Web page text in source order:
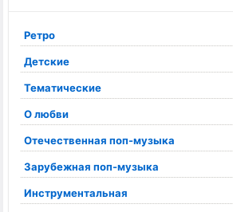
Ретро
Детские
Тематические
О любви
Отечественная поп-музыка
Зарубежная поп-музыка
Инструментальная